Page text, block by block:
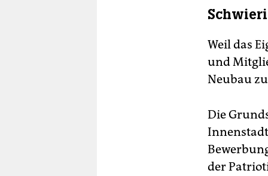
Weil das
und
Neubau
Die
der